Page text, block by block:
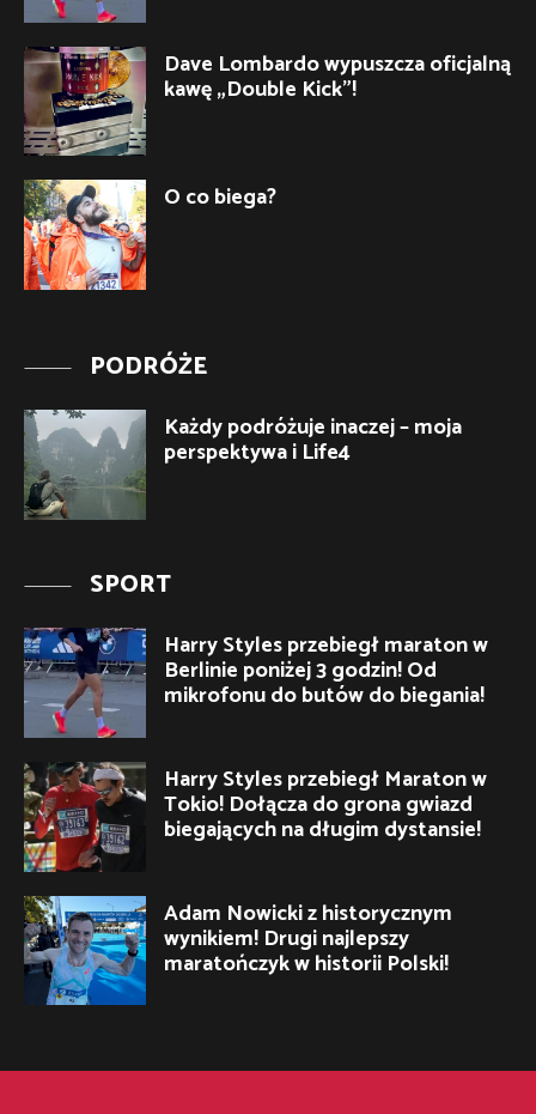
Dave Lombardo wypuszcza oficjalną
kawę „Double Kick”!
O co biega?
PODRÓŻE
Każdy podróżuje inaczej – moja
perspektywa i Life4
SPORT
Harry Styles przebiegł maraton w
Berlinie poniżej 3 godzin! Od
mikrofonu do butów do biegania!
Harry Styles przebiegł Maraton w
Tokio! Dołącza do grona gwiazd
biegających na długim dystansie!
Adam Nowicki z historycznym
wynikiem! Drugi najlepszy
maratończyk w historii Polski!